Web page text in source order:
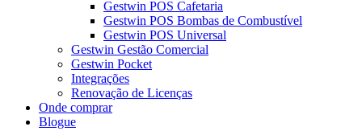
Gestwin POS Cafetaria
Gestwin POS Bombas de Combustível
Gestwin POS Universal
Gestwin Gestão Comercial
Gestwin Pocket
Integrações
Renovação de Licenças
Onde comprar
Blogue